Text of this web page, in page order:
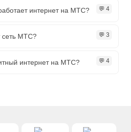
интернет на МТС? 💬 4
сеть МТС? 💬 3
интернет на МТС? 💬 4